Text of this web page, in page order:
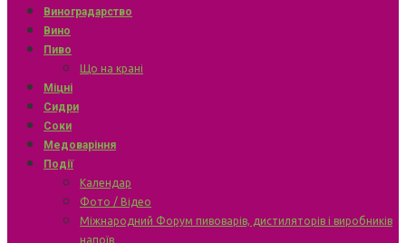
Виноградарство
Вино
Пиво
Що на крані
Міцні
Сидри
Соки
Медоваріння
Події
Календар
Фото / Відео
Міжнародний Форум пивоварів, дистиляторів і виробників
напоїв